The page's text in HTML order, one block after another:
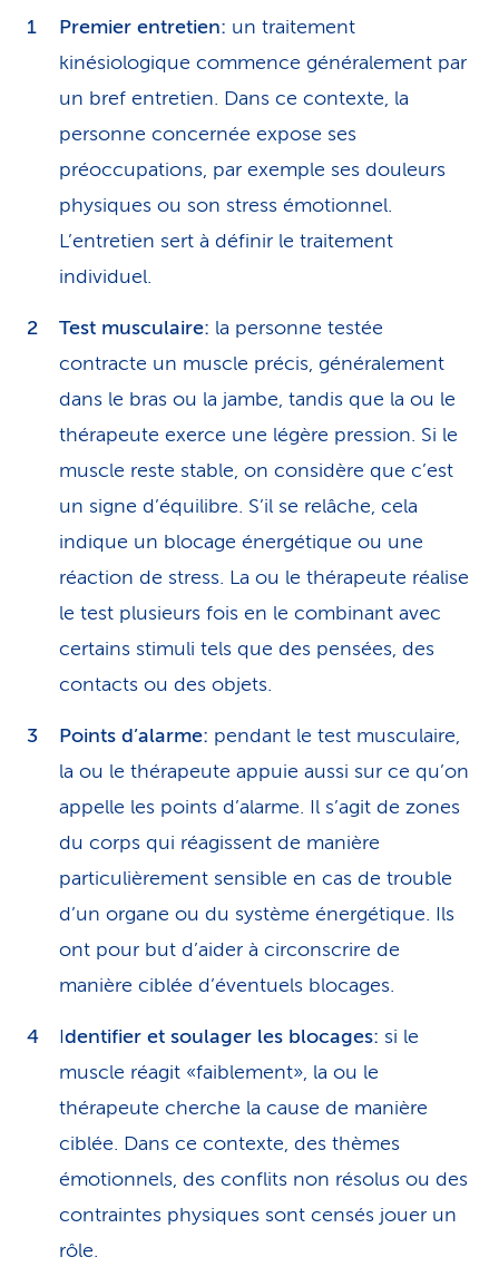
Premier entretien: un traitement
kinésiologique commence généralement par
un bref entretien. Dans ce contexte, la
personne concernée expose ses
préoccupations, par exemple ses douleurs
physiques ou son stress émotionnel.
L’entretien sert à définir le traitement
individuel.
Test musculaire: la personne testée
contracte un muscle précis, généralement
dans le bras ou la jambe, tandis que la ou le
thérapeute exerce une légère pression. Si le
muscle reste stable, on considère que c’est
un signe d’équilibre. S’il se relâche, cela
indique un blocage énergétique ou une
réaction de stress. La ou le thérapeute réalise
le test plusieurs fois en le combinant avec
certains stimuli tels que des pensées, des
contacts ou des objets.
Points d’alarme: pendant le test musculaire,
la ou le thérapeute appuie aussi sur ce qu’on
appelle les points d’alarme. Il s’agit de zones
du corps qui réagissent de manière
particulièrement sensible en cas de trouble
d’un organe ou du système énergétique. Ils
ont pour but d’aider à circonscrire de
manière ciblée d’éventuels blocages.
Identifier et soulager les blocages: si le
muscle réagit «faiblement», la ou le
thérapeute cherche la cause de manière
ciblée. Dans ce contexte, des thèmes
émotionnels, des conflits non résolus ou des
contraintes physiques sont censés jouer un
rôle.